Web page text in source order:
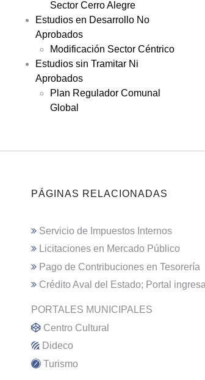
Sector Cerro Alegre
Estudios en Desarrollo No
Aprobados
Modificación Sector Céntrico
Estudios sin Tramitar Ni
Aprobados
Plan Regulador Comunal
Global
PÁGINAS RELACIONADAS
Servicio de Impuestos Internos
Licitaciones en Mercado Público
Pago de Contribuciones en Tesorería
Crédito Aval del Estado; Portal ingresa
PORTALES MUNICIPALES
Centro Cultural
Dideco
Turismo